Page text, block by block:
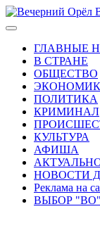
ГЛАВНЫЕ
В СТРАНЕ
ОБЩЕСТВО
ПОЛИТИКА
КРИМИНАЛ
КУЛЬТУРА
АФИША
НОВОСТИ
Реклама на
ВЫБОР "ВО"